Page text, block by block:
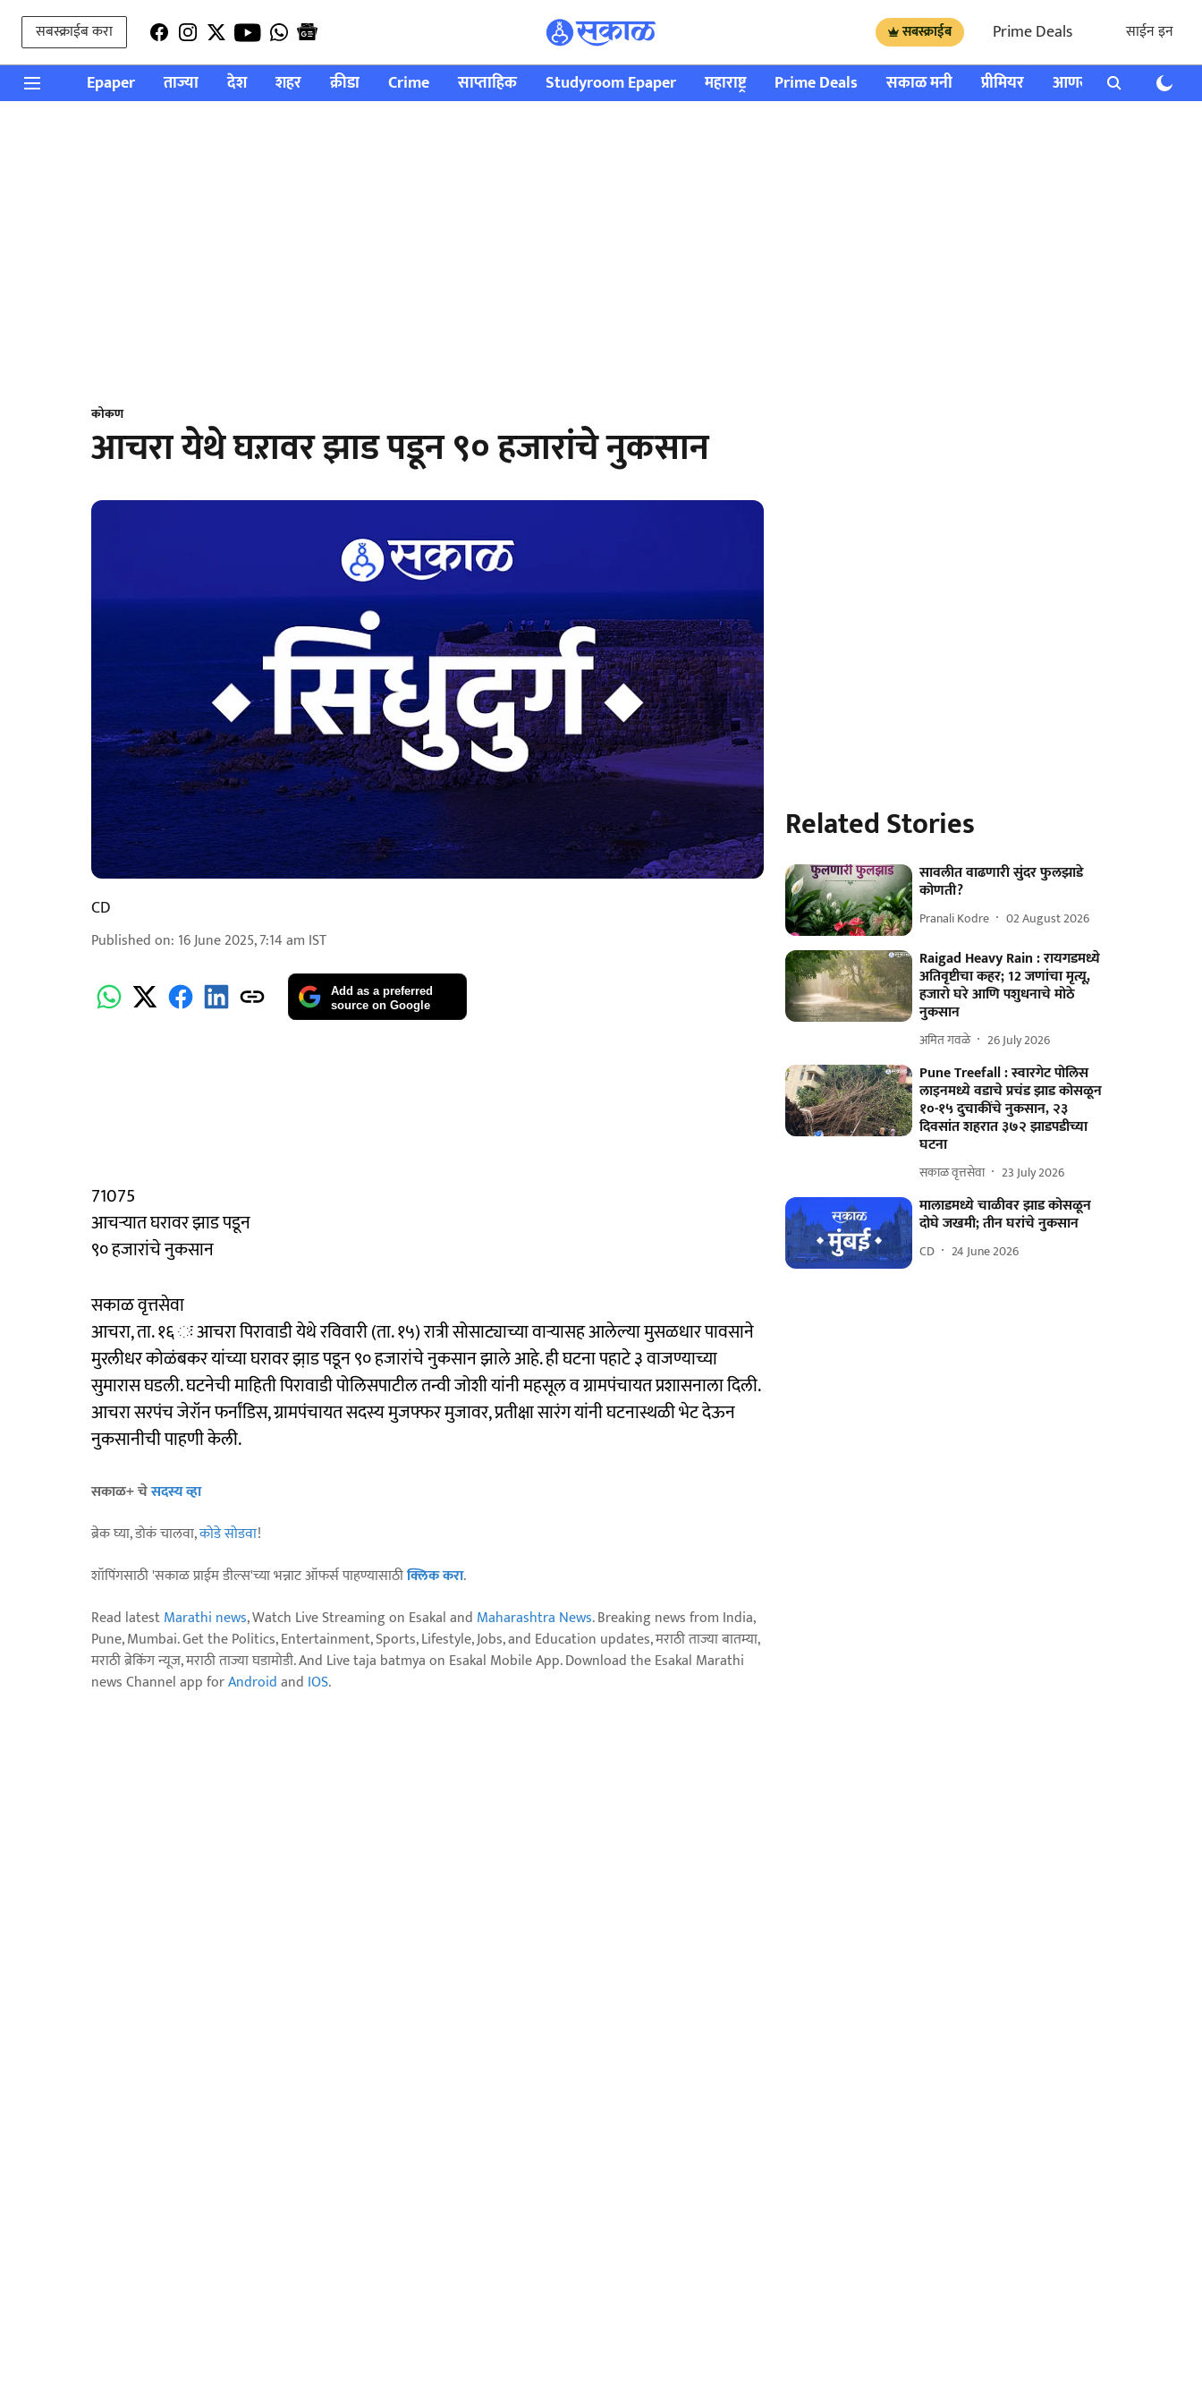
सबस्क्राईब करा सबस्क्राईब Prime Deals साईन इन
Epaper ताज्या देश शहर क्रीडा Crime साप्ताहिक Studyroom Epaper महाराष्ट्र Prime Deals सकाळ मनी प्रीमियर आणखी राशी भविष्य
कोकण
आचरा येथे घऱावर झाड पडून ९० हजारांचे नुकसान
CD
Published on: 16 June 2025, 7:14 am IST
Add as a preferred
source on Google
71075
आचऱ्यात घरावर झाड पडून
९० हजारांचे नुकसान
सकाळ वृत्तसेवा
आचरा, ता. १६ ः आचरा पिरावाडी येथे रविवारी (ता. १५) रात्री सोसाट्याच्या वाऱ्यासह आलेल्या मुसळधार पावसाने
मुरलीधर कोळंबकर यांच्या घरावर झा़ड पडून ९० हजारांचे नुकसान झाले आहे. ही घटना पहाटे ३ वाजण्याच्या
सुमारास घडली. घटनेची माहिती पिरावाडी पोलिसपाटील तन्वी जोशी यांनी महसूल व ग्रामपंचायत प्रशासनाला दिली.
आचरा सरपंच जेरॉन फर्नांडिस, ग्रामपंचायत सदस्य मुजफ्फर मुजावर, प्रतीक्षा सारंग यांनी घटनास्थळी भेट देऊन
नुकसानीची पाहणी केली.
सकाळ+ चेसदस्य व्हा
ब्रेक घ्या, डोकं चालवा,कोडे सोडवा!
शॉपिंगसाठी 'सकाळ प्राईम डील्स'च्या भन्नाट ऑफर्स पाहण्यासाठीक्लिक करा.
Read latestMarathi news, Watch Live Streaming on Esakal and Maharashtra News. Breaking news from India,
Pune, Mumbai. Get the Politics, Entertainment, Sports, Lifestyle, Jobs, and Education updates, मराठी ताज्या बातम्या,
मराठी ब्रेकिंग न्यूज, मराठी ताज्या घडामोडी. And Live taja batmya on Esakal Mobile App. Download the Esakal Marathi
news Channel app forAndroidand IOS.
Related Stories
सावलीत वाढणारी सुंदर फुलझाडे
कोणती?
Pranali Kodre 02 August 2026
Raigad Heavy Rain : रायगडमध्ये
अतिवृष्टीचा कहर; 12 जणांचा मृत्यू,
हजारो घरे आणि पशुधनाचे मोठे
नुकसान
अमित गवळे 26 July 2026
Pune Treefall : स्वारगेट पोलिस
लाइनमध्ये वडाचे प्रचंड झाड कोसळून
१०-१५ दुचाकींचे नुकसान, २३
दिवसांत शहरात ३७२ झाडपडीच्या
घटना
सकाळ वृत्तसेवा 23 July 2026
मालाडमध्ये चाळीवर झाड कोसळून
दोघे जखमी; तीन घरांचे नुकसान
CD 24 June 2026